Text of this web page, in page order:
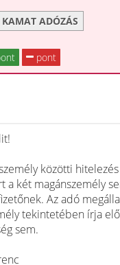
ADÓZÁS
pont
közötti
a két magánszemély
Az adó
tekintetében írja
sem.